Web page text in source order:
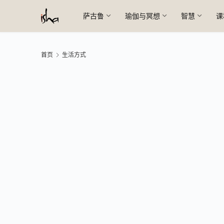
萨古鲁 瑜伽与冥想 智慧
首页 生活方式